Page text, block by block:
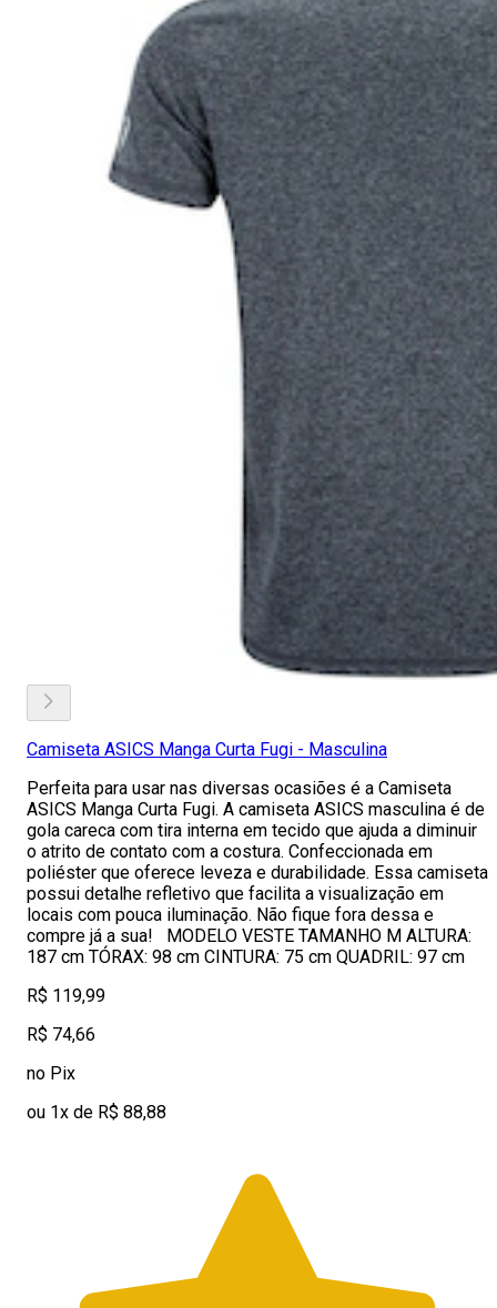
Camiseta ASICS Manga Curta Fugi - Masculina
Perfeita para usar nas diversas ocasiões é a Camiseta
ASICS Manga Curta Fugi. A camiseta ASICS masculina é de
gola careca com tira interna em tecido que ajuda a diminuir
o atrito de contato com a costura. Confeccionada em
poliéster que oferece leveza e durabilidade. Essa camiseta
possui detalhe refletivo que facilita a visualização em
locais com pouca iluminação. Não fique fora dessa e
compre já a sua! MODELO VESTE TAMANHO M ALTURA:
187 cm TÓRAX: 98 cm CINTURA: 75 cm QUADRIL: 97 cm
R$ 119,99
R$ 74,66
no Pix
ou 1x de R$ 88,88